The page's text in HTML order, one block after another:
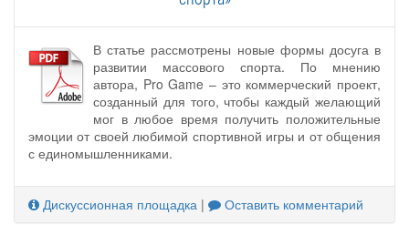
В статье рассмотрены новые формы досуга в
развитии массового спорта. По мнению
автора, Pro Game – это коммерческий проект,
созданный для того, чтобы каждый желающий
мог в любое время получить положительные
эмоции от своей любимой спортивной игры и от общения
с единомышленниками.
Дискуссионная площадка | Оставить комментарий